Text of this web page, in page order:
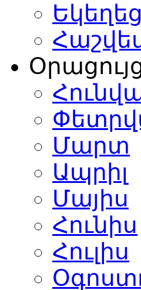
Մարտ
Ապրիլ
Մայիս
Հունիս
Հուլիս